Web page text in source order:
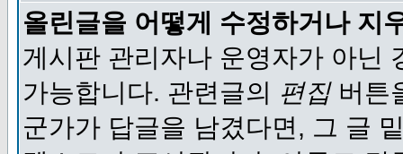
올린글을 어떻게 수정하거나 지
게시판 관리자나 운영자가 아닌
가능합니다. 관련글의 편집버튼
군가가 답글을 남겼다면, 그 글